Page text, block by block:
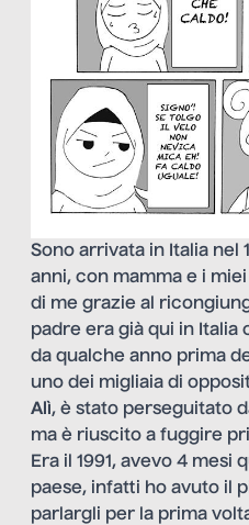
Sono arrivata in Italia nel
anni, con mamma e i
di me grazie al
padre era già qui in
da qualche anno prima
uno dei migliaia di
Alì, è stato perseguitato
ma è riuscito a fuggire
Era il 1991, avevo 4 mesi
paese, infatti ho avuto il
parlargli per la prima